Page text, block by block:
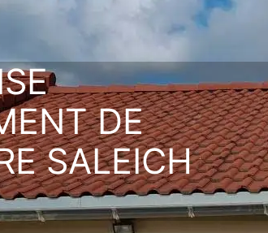
DE
SALEICH